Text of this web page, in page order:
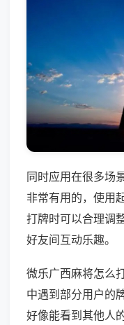
同时应用在很多场
非常有用的，使用
打牌时可以合理调
好友间互动乐趣。
微乐广西麻将怎么
中遇到部分用户的
好像能看到其他人